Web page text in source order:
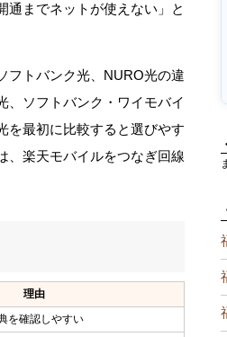
通までネットが使えない」と
フトバンク光、NURO光の違
、ソフトバンク・ワイモバイ
を最初に比較すると選びやす
、楽天モバイルをつなぎ回線
理由
を確認しやすい